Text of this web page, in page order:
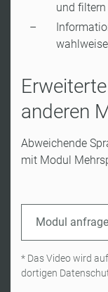
und
anderen
Abweichende
mit Modul
Modul
* Das Video wird
dortigen